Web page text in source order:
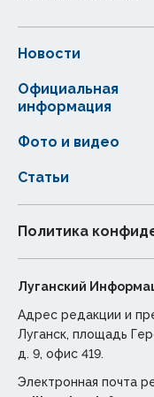
Новости
Статьи
Официальная
информация
Фото и видео
Политика
Луганский
Адрес редакции и
Луганск, площадь
д. 9, офис 419.
Электронная почта